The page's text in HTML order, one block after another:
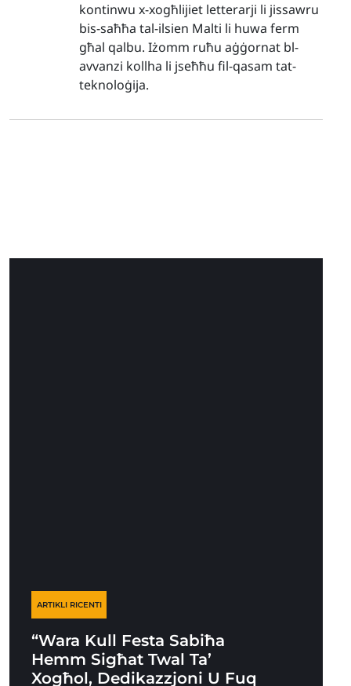
kontinwu x-xogħlijiet letterarji li jissawru
bis-saħħa tal-ilsien Malti li huwa ferm
għal qalbu. Iżomm ruħu aġġornat bl-
avvanzi kollha li jseħħu fil-qasam tat-
teknoloġija.
ARTIKLI RICENTI
“Wara Kull Festa Sabiħa
Hemm Sigħat Twal Ta’
Xogħol, Dedikazzjoni U Fuq